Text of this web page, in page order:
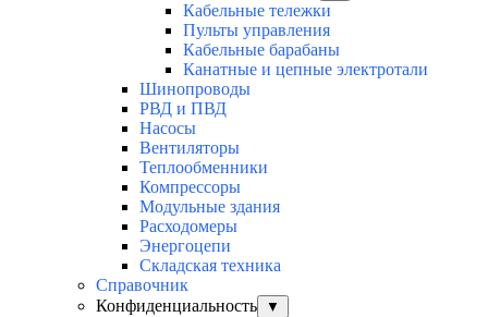
Кабельные тележки
Пульты управления
Кабельные барабаны
Канатные и цепные электротали
Шинопроводы
РВД и ПВД
Насосы
Вентиляторы
Теплообменники
Компрессоры
Модульные здания
Расходомеры
Энергоцепи
Складская техника
Справочник
Конфиденциальность
▼